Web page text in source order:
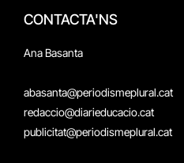
CONTACTA'NS
Ana Basanta
abasanta@periodismeplural.cat
redaccio@diarieducacio.cat
publicitat@periodismeplural.cat